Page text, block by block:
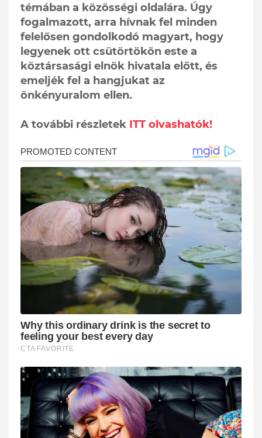
témában a közösségi oldalára. Úgy
fogalmazott, arra hívnak fel minden
felelősen gondolkodó magyart, hogy
legyenek ott csütörtökön este a
köztársasági elnök hivatala előtt, és
emeljék fel a hangjukat az
önkényuralom ellen.
A további részletek ITT olvashatók!